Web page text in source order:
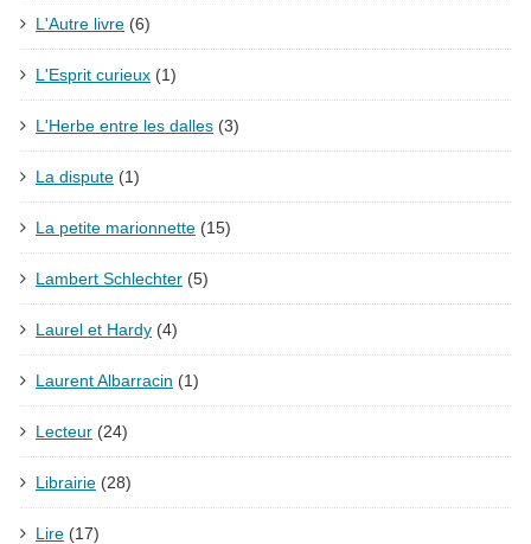
L'Autre livre (6)
L'Esprit curieux (1)
L'Herbe entre les dalles (3)
La dispute (1)
La petite marionnette (15)
Lambert Schlechter (5)
Laurel et Hardy (4)
Laurent Albarracin (1)
Lecteur (24)
Librairie (28)
Lire (17)